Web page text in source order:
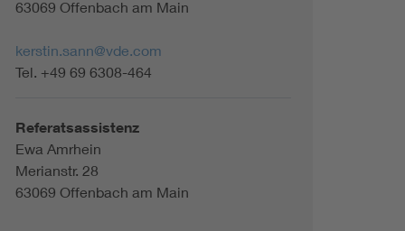
63069 Offenbach am Main
kerstin.sann@vde.com
Tel. +49 69 6308-464
Referatsassistenz
Ewa Amrhein
Merianstr. 28
63069 Offenbach am Main